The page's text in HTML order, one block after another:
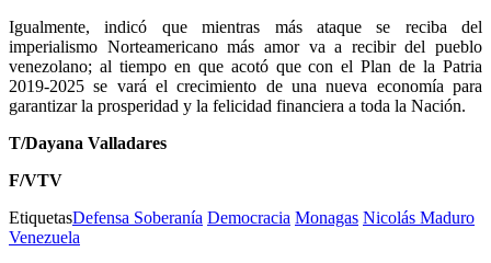
Igualmente, indicó que mientras más ataque se reciba del
imperialismo Norteamericano más amor va a recibir del pueblo
venezolano; al tiempo en que acotó que con el Plan de la Patria
2019-2025 se vará el crecimiento de una nueva economía para
garantizar la prosperidad y la felicidad financiera a toda la Nación.
T/Dayana Valladares
F/VTV
EtiquetasDefensa Soberanía Democracia Monagas Nicolás Maduro
Venezuela